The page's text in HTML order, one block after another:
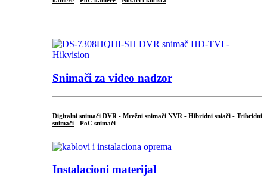
Snimači za video nadzor
Digitalni snimači DVR - Mrežni snimači NVR - Hibridni sniači - Tribridni
snimači - PoC snimači
Instalacioni materijal